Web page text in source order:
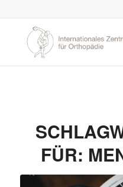
FÜR: